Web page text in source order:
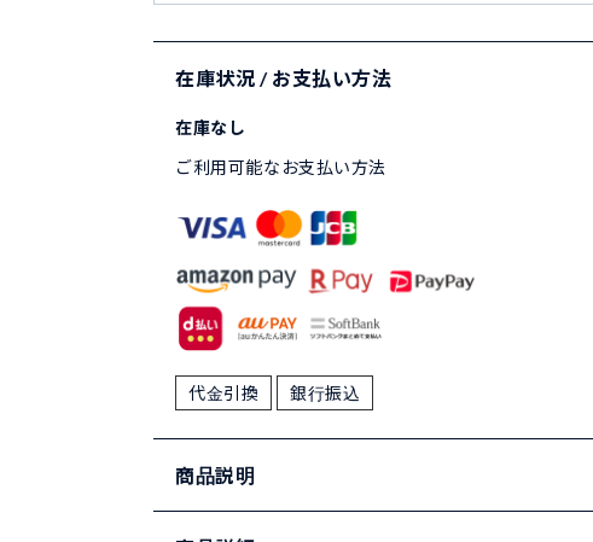
在庫状況 / お支払い方法
在庫なし
ご利用可能なお支払い方法
代金引換 銀行振込
商品説明